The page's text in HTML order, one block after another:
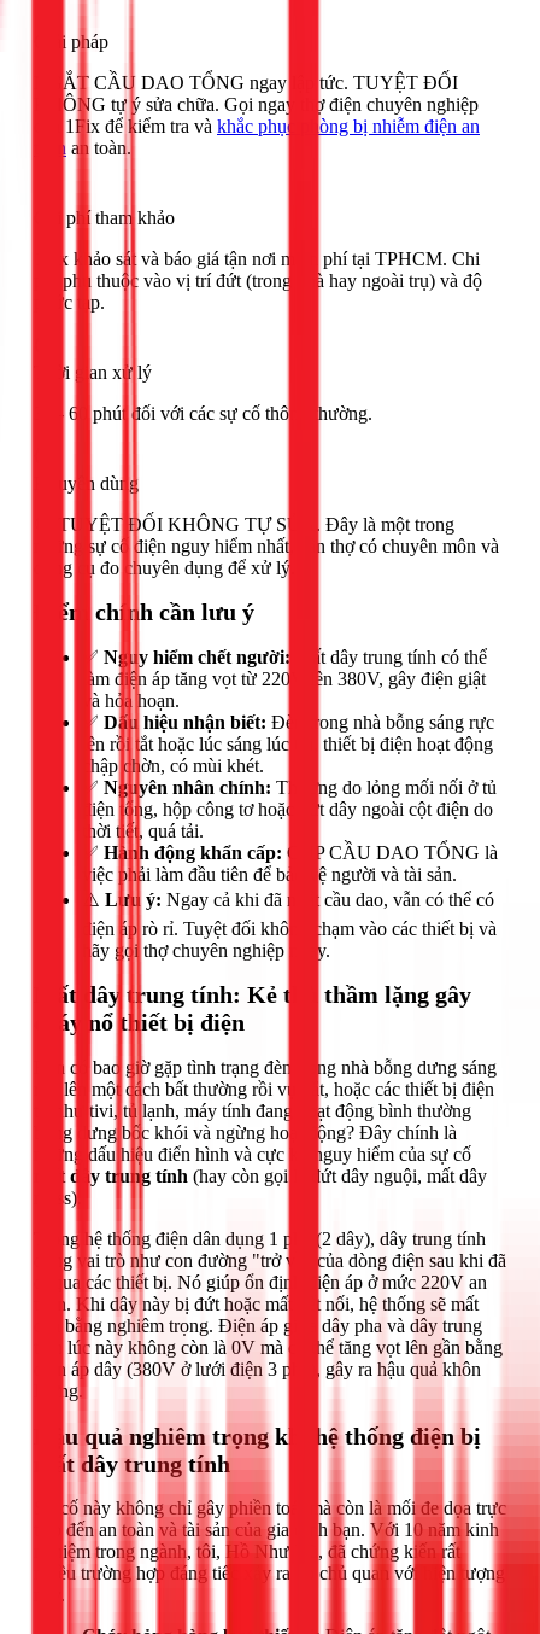
Giải pháp
NGẮT CẦU DAO TỔNG ngay lập tức. TUYỆT ĐỐI
KHÔNG tự ý sửa chữa. Gọi ngay thợ điện chuyên nghiệp
của 1Fix để kiểm tra và khắc phục phòng bị nhiễm điện an
toàn an toàn.
Chi phí tham khảo
1Fix khảo sát và báo giá tận nơi miễn phí tại TPHCM. Chi
phí phụ thuộc vào vị trí đứt (trong nhà hay ngoài trụ) và độ
phức tạp.
Thời gian xử lý
30 - 60 phút đối với các sự cố thông thường.
Khuyên dùng
🔴 TUYỆT ĐỐI KHÔNG TỰ SỬA. Đây là một trong
những sự cố điện nguy hiểm nhất, cần thợ có chuyên môn và
dụng cụ đo chuyên dụng để xử lý.
Điểm chính cần lưu ý
✅ Nguy hiểm chết người: Mất dây trung tính có thể
làm điện áp tăng vọt từ 220V lên 380V, gây điện giật
và hỏa hoạn.
✅ Dấu hiệu nhận biết: Đèn trong nhà bỗng sáng rực
lên rồi tắt hoặc lúc sáng lúc tối, thiết bị điện hoạt động
chập chờn, có mùi khét.
✅ Nguyên nhân chính: Thường do lỏng mối nối ở tủ
điện tổng, hộp công tơ hoặc đứt dây ngoài cột điện do
thời tiết, quá tải.
✅ Hành động khẩn cấp: CÚP CẦU DAO TỔNG là
việc phải làm đầu tiên để bảo vệ người và tài sản.
⚠️ Lưu ý: Ngay cả khi đã ngắt cầu dao, vẫn có thể có
điện áp rò rỉ. Tuyệt đối không chạm vào các thiết bị và
hãy gọi thợ chuyên nghiệp ngay.
Mất dây trung tính: Kẻ thù thầm lặng gây
cháy nổ thiết bị điện
Bạn có bao giờ gặp tình trạng đèn trong nhà bỗng dưng sáng
rực lên một cách bất thường rồi vụt tắt, hoặc các thiết bị điện
tử như tivi, tủ lạnh, máy tính đang hoạt động bình thường
bỗng dưng bốc khói và ngừng hoạt động? Đây chính là
những dấu hiệu điển hình và cực kỳ nguy hiểm của sự cố
mất dây trung tính (hay còn gọi là đứt dây nguội, mất dây
mass).
Trong hệ thống điện dân dụng 1 pha (2 dây), dây trung tính
đóng vai trò như con đường "trở về" của dòng điện sau khi đã
đi qua các thiết bị. Nó giúp ổn định điện áp ở mức 220V an
toàn. Khi dây này bị đứt hoặc mất kết nối, hệ thống sẽ mất
cân bằng nghiêm trọng. Điện áp giữa dây pha và dây trung
tính lúc này không còn là 0V mà có thể tăng vọt lên gần bằng
điện áp dây (380V ở lưới điện 3 pha), gây ra hậu quả khôn
lường.
Hậu quả nghiêm trọng khi hệ thống điện bị
mất dây trung tính
Sự cố này không chỉ gây phiền toái mà còn là mối đe dọa trực
tiếp đến an toàn và tài sản của gia đình bạn. Với 10 năm kinh
nghiệm trong ngành, tôi, Hồ Như Vũ, đã chứng kiến rất
nhiều trường hợp đáng tiếc xảy ra do chủ quan với hiện tượng
này.